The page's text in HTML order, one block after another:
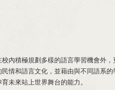
內積極規劃多樣的語言學習機會外
情和語言文化，並藉由與不同語系
未來站上世界舞台的能力。